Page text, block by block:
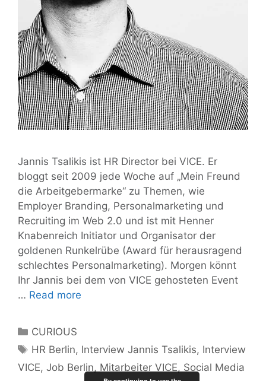
Jannis Tsalikis ist HR Director bei VICE. Er
bloggt seit 2009 jede Woche auf „Mein Freund
die Arbeitgebermarke“ zu Themen, wie
Employer Branding, Personalmarketing und
Recruiting im Web 2.0 und ist mit Henner
Knabenreich Initiator und Organisator der
goldenen Runkelrübe (Award für herausragend
schlechtes Personalmarketing). Morgen könnt
Ihr Jannis bei dem von VICE gehosteten Event
… Read more
Job
in
Categories
CURIOUS
Tags
HR Berlin, Interview Jannis Tsalikis, Interview
VICE, Job Berlin, Mitarbeiter VICE, Social Media